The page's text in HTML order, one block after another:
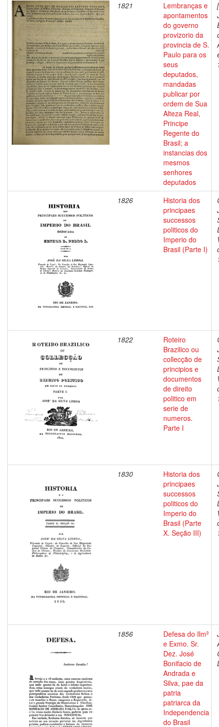
1821
Lembranças e
apontamentos
do governo
provizorio da
provincia de S.
Paulo para os
seus
deputados,
mandadas
publicar por
ordem de Sua
Alteza Real,
Principe
Regente do
Brasil; a
instancias dos
mesmos
senhores
deputados
1826
Historia dos
principaes
successos
politicos do
Imperio do
Brasil (Parte I)
1822
Roteiro
Brazilico ou
collecção de
principios e
documentos
de direito
politico em
serie de
numeros.
Parte I
1830
Historia dos
principaes
successos
politicos do
Imperio do
Brasil (Parte
X. Seção III)
1856
Defesa do Ilmº
e Exmo. Sr.
Dez. José
Bonifacio de
Andrada e
Silva, pae da
patria
patriarca da
Independencia
do Brasil